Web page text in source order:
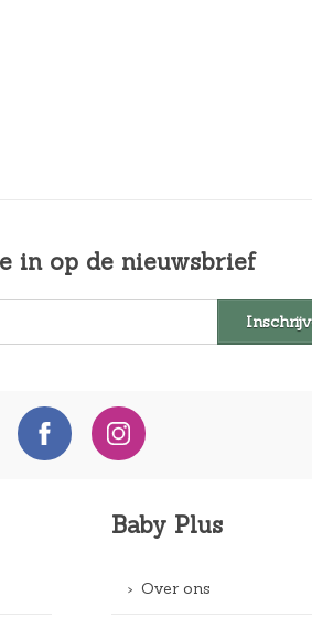
in op de nieuwsbrief
Baby Plus
Over ons